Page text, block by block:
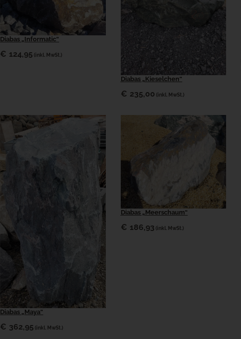
Diabas „Informatic“
€ 124,95 (inkl. MwSt.)
Diabas „Kieselchen“
€ 235,00 (inkl. MwSt.)
Diabas „Maya“
€ 362,95 (inkl. MwSt.)
Diabas „Meerschaum“
€ 186,93 (inkl. MwSt.)